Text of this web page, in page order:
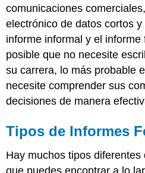
comunicaciones
electrónico de datos cortos y
informe informal y el informe
posible que no necesite
su carrera, lo más probable
necesite comprender sus
decisiones de manera
Tipos de Informes
Hay muchos tipos
que puedes encontrar a lo